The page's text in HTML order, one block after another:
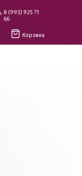
8 (993) 925 71
66
Корзина